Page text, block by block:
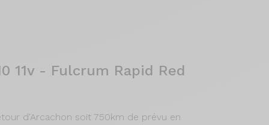
11v - Fulcrum Rapid Red
d'Arcachon soit 750km de prévu en